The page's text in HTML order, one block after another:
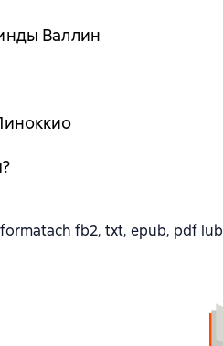
Валлин
fb2, txt, epub, pdf